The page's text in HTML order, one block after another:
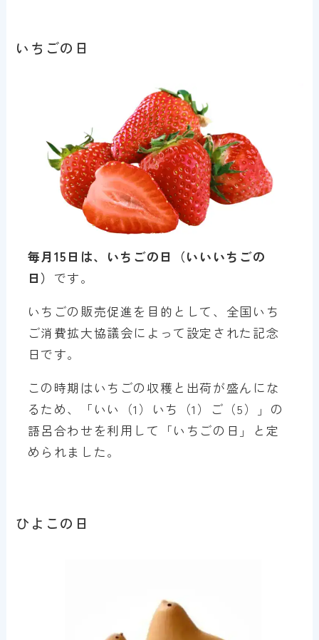
いちごの日
毎月15日は、いちごの日（いいいちごの
日） です。
いちごの販売促進を目的として、全国いち
ご消費拡大協議会によって設定された記念
日です。
この時期はいちごの収穫と出荷が盛んにな
るため、「いい（1）いち（1）ご（5）」の
語呂合わせを利用して「いちごの日」と定
められました。
ひよこの日